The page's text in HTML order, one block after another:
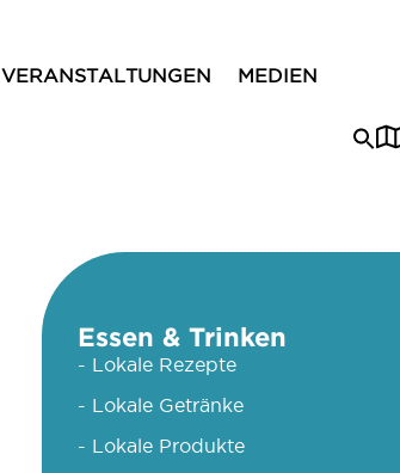
VERANSTALTUNGEN MEDIEN
Essen & Trinken
- Lokale Rezepte
- Lokale Getränke
- Lokale Produkte